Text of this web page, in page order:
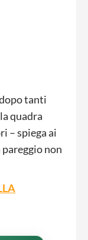
tanti
quadra
– spiega ai
pareggio non